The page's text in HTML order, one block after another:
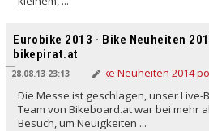
Eurobike 2013 - Bike Neuheiten
bikepirat.at
28.08.13 23:13
Die Messe ist geschlagen, unser
Team von Bikeboard.at war bei mehr
Besuch, um Neuigkeiten ...